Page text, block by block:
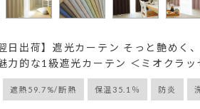
日出荷】遮光カーテン そっと艶めく
力的な1級遮光カーテン ＜ミオクラッ
遮熱59.7%/断熱 保温35.1％ 防炎